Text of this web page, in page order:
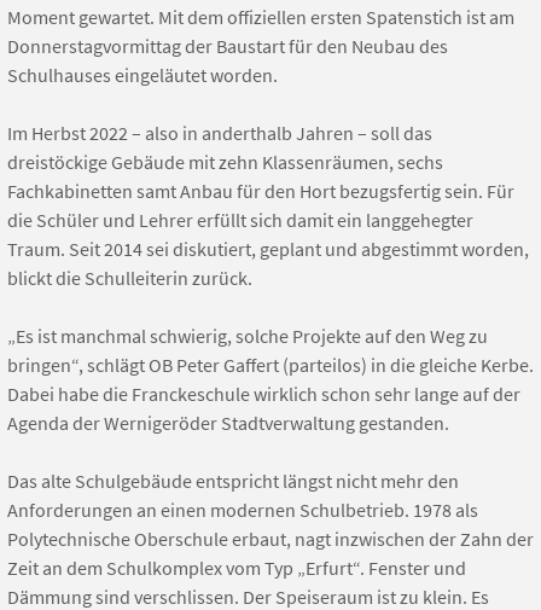
Moment gewartet. Mit dem offiziellen ersten Spatenstich ist am
Donnerstagvormittag der Baustart für den Neubau des
Schulhauses eingeläutet worden.
Im Herbst 2022 – also in anderthalb Jahren – soll das
dreistöckige Gebäude mit zehn Klassenräumen, sechs
Fachkabinetten samt Anbau für den Hort bezugsfertig sein. Für
die Schüler und Lehrer erfüllt sich damit ein langgehegter
Traum. Seit 2014 sei diskutiert, geplant und abgestimmt worden,
blickt die Schulleiterin zurück.
„Es ist manchmal schwierig, solche Projekte auf den Weg zu
bringen“, schlägt OB Peter Gaffert (parteilos) in die gleiche Kerbe.
Dabei habe die Franckeschule wirklich schon sehr lange auf der
Agenda der Wernigeröder Stadtverwaltung gestanden.
Das alte Schulgebäude entspricht längst nicht mehr den
Anforderungen an einen modernen Schulbetrieb. 1978 als
Polytechnische Oberschule erbaut, nagt inzwischen der Zahn der
Zeit an dem Schulkomplex vom Typ „Erfurt“. Fenster und
Dämmung sind verschlissen. Der Speiseraum ist zu klein. Es